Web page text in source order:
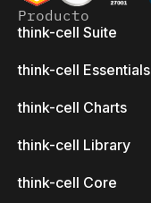
Producto
think-cell Suite
think-cell Essentials
think-cell Charts
think-cell Library
think-cell Core